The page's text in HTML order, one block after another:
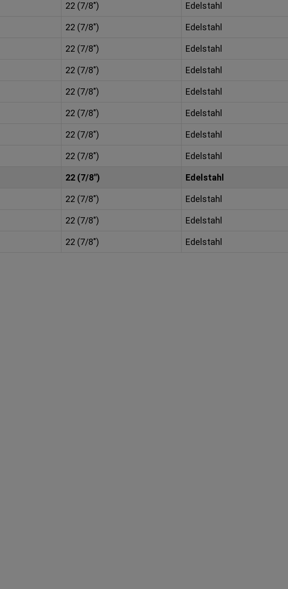
22 (7/8") Edelstahl
22 (7/8") Edelstahl
22 (7/8") Edelstahl
22 (7/8") Edelstahl
22 (7/8") Edelstahl
22 (7/8") Edelstahl
22 (7/8") Edelstahl
22 (7/8") Edelstahl
22 (7/8") Edelstahl
22 (7/8") Edelstahl
22 (7/8") Edelstahl
22 (7/8") Edelstahl